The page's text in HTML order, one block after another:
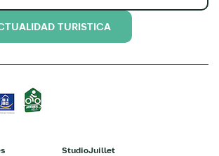
TURISTICA
StudioJuillet